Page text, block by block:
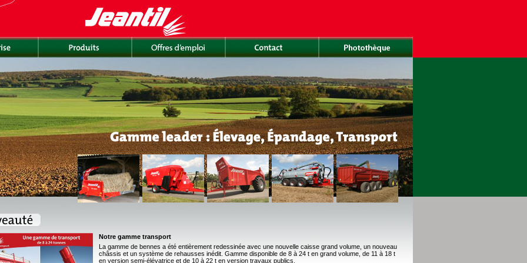
Notre gamme transport
La gamme de bennes a été entièrement redessinée avec une nouvelle caisse grand volume, un nouveau
châssis et un système de rehausses inédit. Gamme disponible de 8 à 24 t en grand volume, de 11 à 18 t
en version semi-élévatrice et de 10 à 22 t en version travaux publics.